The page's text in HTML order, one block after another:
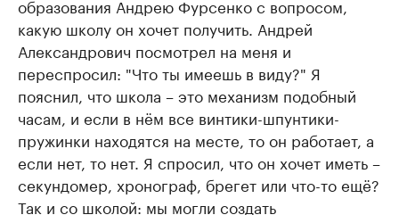
образования Андрею Фурсенко с вопросом,
какую школу он хочет получить. Андрей
Александрович посмотрел на меня и
переспросил: "Что ты имеешь в виду?" Я
пояснил, что школа – это механизм подобный
часам, и если в нём все винтики-шпунтики-
пружинки находятся на месте, то он работает, а
если нет, то нет. Я спросил, что он хочет иметь –
секундомер, хронограф, брегет или что-то ещё?
Так и со школой: мы могли создать